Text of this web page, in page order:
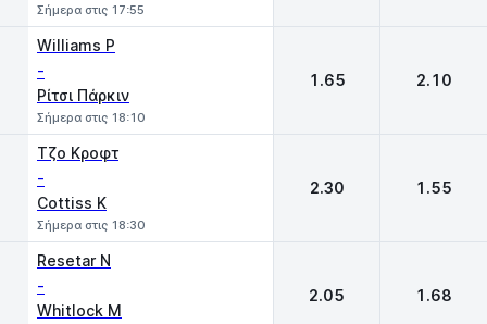
Σήμερα στις 17:55
Williams P
-
Ρίτσι Πάρκιν
Σήμερα στις 18:10
1.65 2.10
Τζο Κροφτ
-
Cottiss K
Σήμερα στις 18:30
2.30 1.55
Resetar N
-
Whitlock M
2.05 1.68